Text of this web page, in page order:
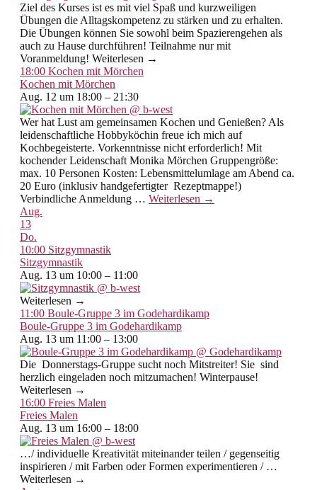
Ziel des Kurses ist es mit viel Spaß und kurzweiligen
Übungen die Alltagskompetenz zu stärken und zu erhalten.
Die Übungen können Sie sowohl beim Spazierengehen als
auch zu Hause durchführen! Teilnahme nur mit
Voranmeldung! Weiterlesen →
18:00 Kochen mit Mörchen
Kochen mit Mörchen
Aug. 12 um 18:00 – 21:30
Wer hat Lust am gemeinsamen Kochen und Genießen? Als
leidenschaftliche Hobbyköchin freue ich mich auf
Kochbegeisterte. Vorkenntnisse nicht erforderlich! Mit
kochender Leidenschaft Monika Mörchen Gruppengröße:
max. 10 Personen Kosten: Lebensmittelumlage am Abend ca.
20 Euro (inklusiv handgefertigter Rezeptmappe!)
Verbindliche Anmeldung … Weiterlesen →
Aug.
13
Do.
10:00 Sitzgymnastik
Sitzgymnastik
Aug. 13 um 10:00 – 11:00
Weiterlesen →
11:00 Boule-Gruppe 3 im Godehardikamp
Boule-Gruppe 3 im Godehardikamp
Aug. 13 um 11:00 – 13:00
Die Donnerstags-Gruppe sucht noch Mitstreiter! Sie sind
herzlich eingeladen noch mitzumachen! Winterpause!
Weiterlesen →
16:00 Freies Malen
Freies Malen
Aug. 13 um 16:00 – 18:00
…/ individuelle Kreativität miteinander teilen / gegenseitig
inspirieren / mit Farben oder Formen experimentieren / …
Weiterlesen →